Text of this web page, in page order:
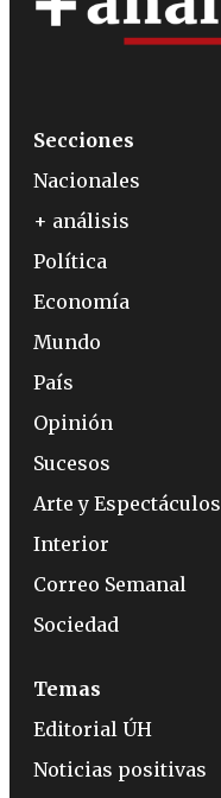
Secciones
Nacionales
+ análisis
Política
Economía
Mundo
País
Opinión
Sucesos
Arte y Espectáculos
Interior
Correo Semanal
Sociedad
Temas
Editorial ÚH
Noticias positivas